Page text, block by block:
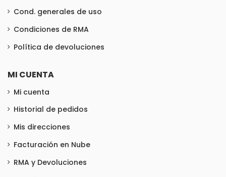
Cond. generales de uso
Condiciones de RMA
Política de devoluciones
MI CUENTA
Mi cuenta
Historial de pedidos
Mis direcciones
Facturación en Nube
RMA y Devoluciones